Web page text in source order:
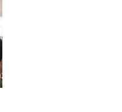
savu bibliotēku"